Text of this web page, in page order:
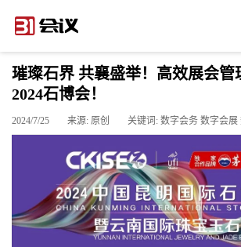
璀璨石界 共襄盛举！高效展会管
2024石博会！
2024/7/25 来源: 原创 关键词: 数字会务 数字会展